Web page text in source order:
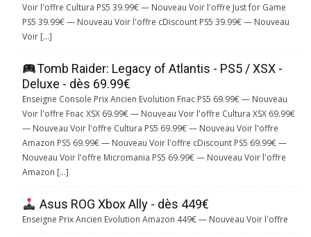
Voir l'offre Cultura PS5 39.99€ — Nouveau Voir l'offre Just for Game
PS5 39.99€ — Nouveau Voir l'offre cDiscount PS5 39.99€ — Nouveau
Voir […]
Tomb Raider: Legacy of Atlantis - PS5 / XSX -
Deluxe - dès 69.99€
Enseigne Console Prix Ancien Evolution Fnac PS5 69.99€ — Nouveau
Voir l'offre Fnac XSX 69.99€ — Nouveau Voir l'offre Cultura XSX 69.99€
— Nouveau Voir l'offre Cultura PS5 69.99€ — Nouveau Voir l'offre
Amazon PS5 69.99€ — Nouveau Voir l'offre cDiscount PS5 69.99€ —
Nouveau Voir l'offre Micromania PS5 69.99€ — Nouveau Voir l'offre
Amazon […]
Asus ROG Xbox Ally - dès 449€
Enseigne Prix Ancien Evolution Amazon 449€ — Nouveau Voir l'offre